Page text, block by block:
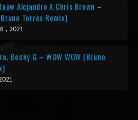
Alejandro X Chris Brown –
Torres Remix)
2021
Becky G – WOW WOW (Bruno